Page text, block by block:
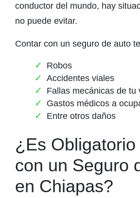
conductor del mundo, hay
no puede evitar.
Contar con un seguro de auto
Robos
Accidentes viales
Fallas mecánicas de tu
Gastos médicos a
Entre otros daños
¿Es
con un Seguro
en Chiapas?